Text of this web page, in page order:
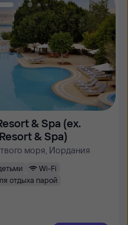
& Spa (ex.
& Spa)
моря, Иордания
Wi-Fi
отдыха парой